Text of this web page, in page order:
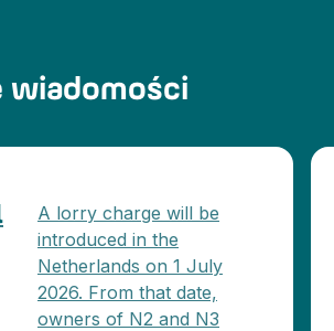
wiadomości
A lorry charge will be
introduced in the
Netherlands on 1 July
2026. From that date,
owners of N2 and N3